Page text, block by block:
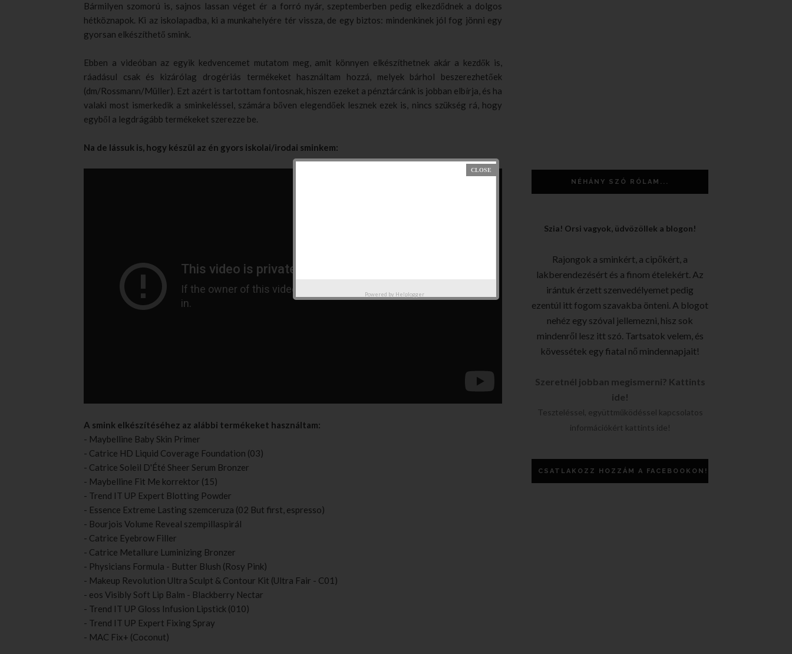
Powered by Helplogger
Bármilyen szomorú is, sajnos lassan véget ér a forró nyár, szeptemberben pedig elkezdődnek a dolgos
hétköznapok. Ki az iskolapadba, ki a munkahelyére tér vissza, de egy biztos: mindenkinek jól fog jönni egy
gyorsan elkészíthető smink.
Ebben a videóban az egyik kedvencemet mutatom meg, amit könnyen elkészíthetnek akár a kezdők is,
ráadásul csak és kizárólag drogériás termékeket használtam hozzá, melyek bárhol beszerezhetőek
(dm/Rossmann/Müller). Ezt azért is tartottam fontosnak, hiszen ezeket a pénztárcánk is jobban elbírja, és ha
valaki most ismerkedik a sminkeléssel, számára bőven elegendőek lesznek ezek is, nincs szükség rá, hogy
egyből a legdrágább termékeket szerezze be.
Na de lássuk is, hogy készül az én gyors iskolai/irodai sminkem:
A smink elkészítéséhez az alábbi termékeket használtam:
- Maybelline Baby Skin Primer
- Catrice HD Liquid Coverage Foundation (03)
- Catrice Soleil D'Été Sheer Serum Bronzer
- Maybelline Fit Me korrektor (15)
- Trend IT UP Expert Blotting Powder
- Essence Extreme Lasting szemceruza (02 But first, espresso)
- Bourjois Volume Reveal szempillaspirál
- Catrice Eyebrow Filler
- Catrice Metallure Luminizing Bronzer
- Physicians Formula - Butter Blush (Rosy Pink)
- Makeup Revolution Ultra Sculpt & Contour Kit (Ultra Fair - C01)
- eos Visibly Soft Lip Balm - Blackberry Nectar
- Trend IT UP Gloss Infusion Lipstick (010)
- Trend IT UP Expert Fixing Spray
- MAC Fix+ (Coconut)
NÉHÁNY SZÓ RÓLAM...
Szia! Orsi vagyok, üdvözöllek a blogon!
Rajongok a sminkért, a cipőkért, a
lakberendezésért és a finom ételekért. Az
irántuk érzett szenvedélyemet pedig
ezentúl itt fogom szavakba önteni. A blogot
nehéz egy szóval jellemezni, hisz sok
mindenről lesz itt szó. Tartsatok velem, és
kövessétek egy fiatal nő mindennapjait!
Szeretnél jobban megismerni? Kattints
ide!
Teszteléssel, együttműködéssel kapcsolatos
információkért kattints ide!
CSATLAKOZZ HOZZÁM A FACEBOOKON!